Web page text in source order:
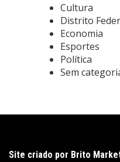
Cultura
Distrito
Economia
Esportes
Política
Sem
Site criado por Brito